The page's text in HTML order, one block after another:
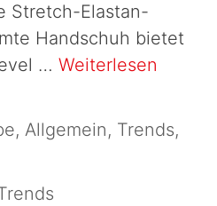
Stretch-Elastan-
Handschuh bietet
… Weiterlesen
, Allgemein, Trends,